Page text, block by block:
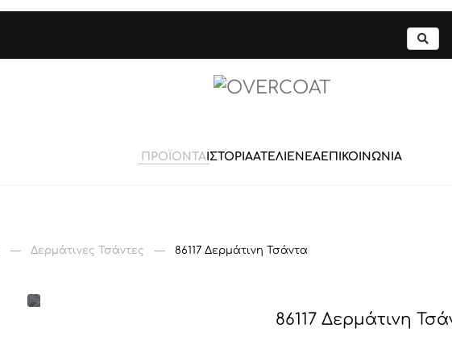
ΠΡΟΪΟΝΤΑ ΙΣΤΟΡΙΑΑΤΕΛΙΕ ΝΕΑΕΠΙΚΟΙΝΩΝΙΑ
Δερμάτινες Τσάντες 86117 Δερμάτινη Τσάντα
86117 Δερμάτινη